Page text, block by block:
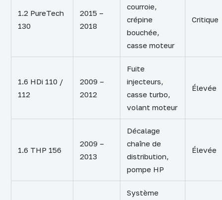
1.2 PureTech
130
2015 –
2018
courroie,
crépine
bouchée,
casse moteur
Critique
1.6 HDi 110 /
112
2009 –
2012
Fuite
injecteurs,
casse turbo,
volant moteur
Élevée
1.6 THP 156
2009 –
2013
Décalage
chaîne de
distribution,
pompe HP
Élevée
Système